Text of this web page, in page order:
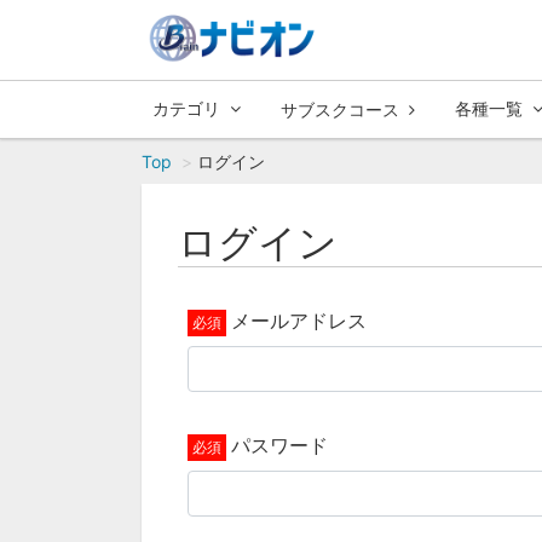
カテゴリ サブスクコース 各種一覧
Top ログイン
ログイン
メールアドレス
パスワード